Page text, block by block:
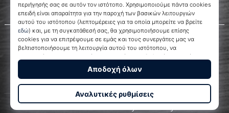
WePlayHandball.cy
Εξυπηρέτηση πελατών